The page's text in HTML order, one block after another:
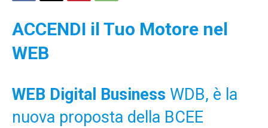
ACCENDI il Tuo Motore nel
WEB
WEB Digital Business WDB, è la
nuova proposta della BCEE